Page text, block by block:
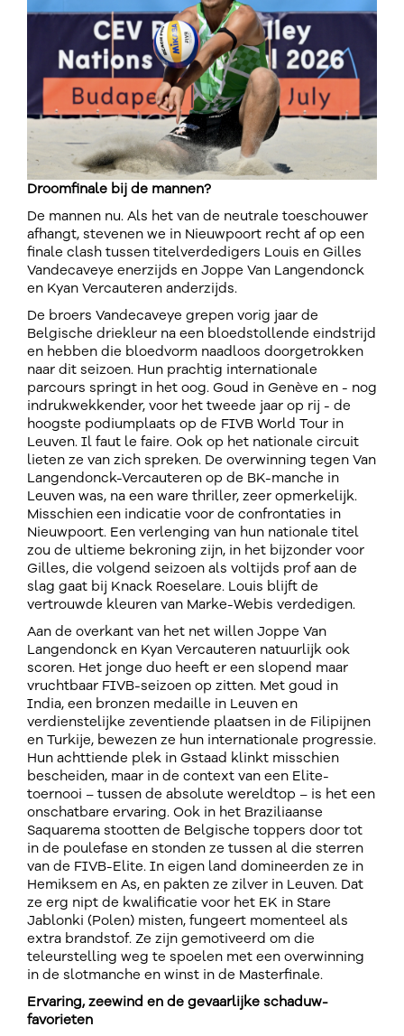
Droomfinale bij de mannen?
De mannen nu. Als het van de neutrale toeschouwer
afhangt, stevenen we in Nieuwpoort recht af op een
finale clash tussen titelverdedigers Louis en Gilles
Vandecaveye enerzijds en Joppe Van Langendonck
en Kyan Vercauteren anderzijds.
De broers Vandecaveye grepen vorig jaar de
Belgische driekleur na een bloedstollende eindstrijd
en hebben die bloedvorm naadloos doorgetrokken
naar dit seizoen. Hun prachtig internationale
parcours springt in het oog. Goud in Genève en - nog
indrukwekkender, voor het tweede jaar op rij - de
hoogste podiumplaats op de FIVB World Tour in
Leuven. Il faut le faire. Ook op het nationale circuit
lieten ze van zich spreken. De overwinning tegen Van
Langendonck-Vercauteren op de BK-manche in
Leuven was, na een ware thriller, zeer opmerkelijk.
Misschien een indicatie voor de confrontaties in
Nieuwpoort. Een verlenging van hun nationale titel
zou de ultieme bekroning zijn, in het bijzonder voor
Gilles, die volgend seizoen als voltijds prof aan de
slag gaat bij Knack Roeselare. Louis blijft de
vertrouwde kleuren van Marke-Webis verdedigen.
Aan de overkant van het net willen Joppe Van
Langendonck en Kyan Vercauteren natuurlijk ook
scoren. Het jonge duo heeft er een slopend maar
vruchtbaar FIVB-seizoen op zitten. Met goud in
India, een bronzen medaille in Leuven en
verdienstelijke zeventiende plaatsen in de Filipijnen
en Turkije, bewezen ze hun internationale progressie.
Hun achttiende plek in Gstaad klinkt misschien
bescheiden, maar in de context van een Elite-
toernooi – tussen de absolute wereldtop – is het een
onschatbare ervaring. Ook in het Braziliaanse
Saquarema stootten de Belgische toppers door tot
in de poulefase en stonden ze tussen al die sterren
van de FIVB-Elite. In eigen land domineerden ze in
Hemiksem en As, en pakten ze zilver in Leuven. Dat
ze erg nipt de kwalificatie voor het EK in Stare
Jablonki (Polen) misten, fungeert momenteel als
extra brandstof. Ze zijn gemotiveerd om die
teleurstelling weg te spoelen met een overwinning
in de slotmanche en winst in de Masterfinale.
Ervaring, zeewind en de gevaarlijke schaduw-
favorieten